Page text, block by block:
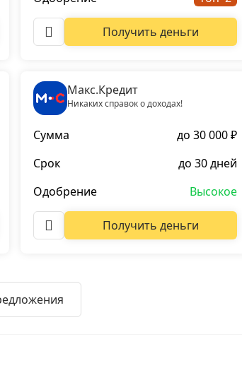
Получить деньги
Макс.Кредит
Никаких справок о доходах!
Сумма
до 30 000 ₽
Срок
до 30 дней
Одобрение
Высокое
Получить деньги